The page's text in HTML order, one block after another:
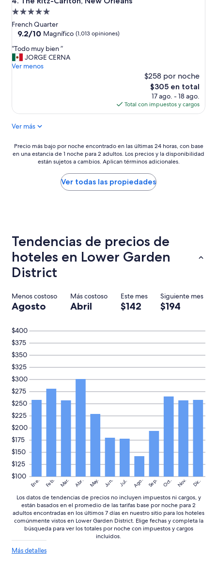
o
t
r
a
i
o
e
m
p
e
r
s
n
a
l
u
e
e
x
c
e
l
e
n
t
e
.
Y
s
o
l
u
c
o
Propiedad
de
5.0
French Quarter
9.2
10,
Magnífico,
(1,013
9.2/10 Magnífico (1,013 opiniones)
“
T
o
y
i
n
”
“Todo muy bien ”
JORGE CERNA
Ver menos
$258 por noche
El
precio
actual
es
$305 en total
17 ago. - 18 ago.
Total con impuestos y cargos
Ver más
Precio
más
con
base
en
una
estancia
1
noche
para
adultos.
Los
precios
y
la
están
sujetos
a
cambios.
Aplican
términos
adicionales.
Precio más bajo por noche encontrado en las últimas 24 horas, con base
en una estancia de 1 noche para 2 adultos. Los precios y la disponibilidad
están sujetos a cambios. Aplican términos adicionales.
Ver todas las propiedades
Tendencias de precios de
hoteles en Lower Garden
District
Menos costoso Más costoso Este mes Siguiente mes
Agosto Abril $142 $194
Ene. Feb. Mar. Abr. May. Jun. Jul. Ago. Sep. Oct. Nov. Dic.
$100
$125
$150
$175
$200
$225
$250
$275
$300
$325
$350
$375
$400
Los datos de tendencias de precios no incluyen impuestos ni cargos, y
están basados en el promedio de las tarifas base por noche para 2
adultos encontradas en los últimos 7 días en nuestro sitio para los hoteles
comúnmente vistos en Lower Garden District. Elige fechas y completa la
búsqueda para ver los totales por noche con impuestos y cargos
incluidos.
Más detallesMás